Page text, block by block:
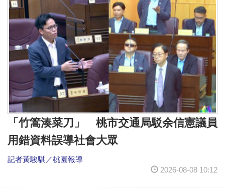
「竹篙湊菜刀」 桃市交通局駁余信憲議員
用錯資料誤導社會大眾
記者黃駿騏／桃園報導
2026-08-08 10:12